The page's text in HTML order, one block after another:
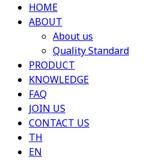
HOME
ABOUT
About us
Quality Standard
PRODUCT
KNOWLEDGE
FAQ
JOIN US
CONTACT US
TH
EN